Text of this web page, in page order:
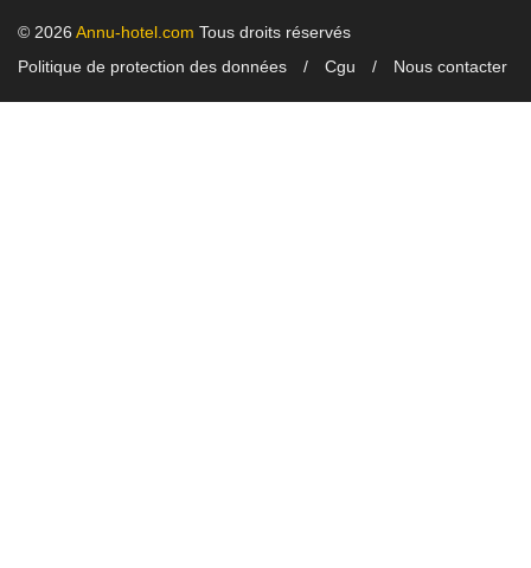
© 2026 Annu-hotel.com Tous droits réservés
Politique de protection des données
Cgu Nous contacter